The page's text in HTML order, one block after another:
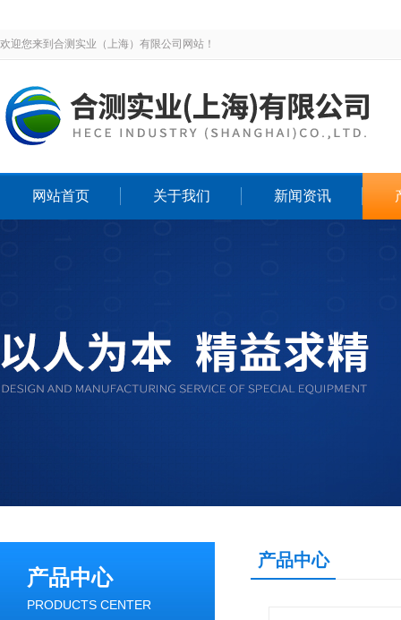
欢迎您来到合测实业（上海）有限公司网站！
网站首页 关于我们 新闻资讯
产品中心
PRODUCTS CENTER
产品中心